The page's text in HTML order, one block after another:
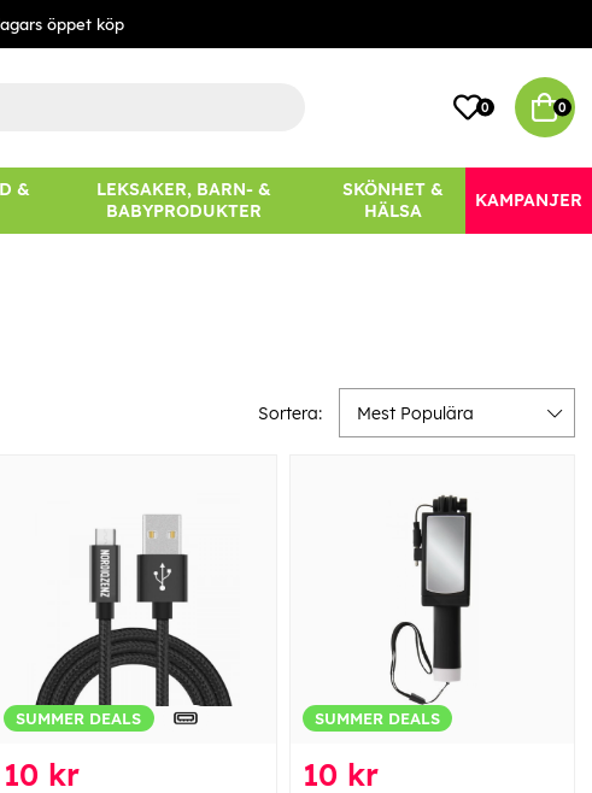
öppet köp
0 0
&
LEKSAKER, BARN- &
BABYPRODUKTER
SKÖNHET &
HÄLSA
KAMPANJER
Sortera: Mest Populära
SUMMER DEALS
10 kr
SUMMER DEALS
10 kr